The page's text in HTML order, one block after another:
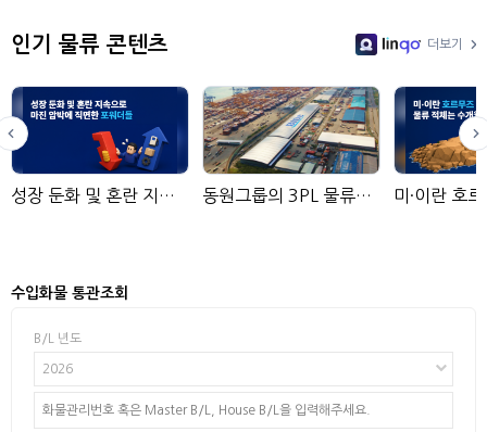
인기 물류 콘텐츠
LinGo
더보기
성장 둔화 및 혼란 지속으로 마진 압박에 직면한 포워더들 동원그룹의 3PL 물류기업
수입화물 통관조회
B/L 년도
2026